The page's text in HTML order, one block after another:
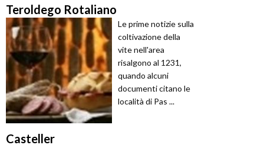
Teroldego Rotaliano
Le prime notizie sulla
coltivazione della
vite nell'area
risalgono al 1231,
quando alcuni
documenti citano le
località di Pas ...
Casteller